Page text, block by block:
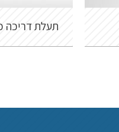
תעלת דריכה